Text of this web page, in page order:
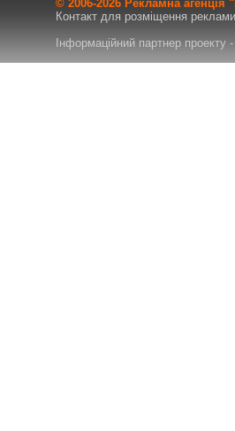
© 2006-2026 Рекламна
Контакт для розміщення
Інформаційний партнер проекту